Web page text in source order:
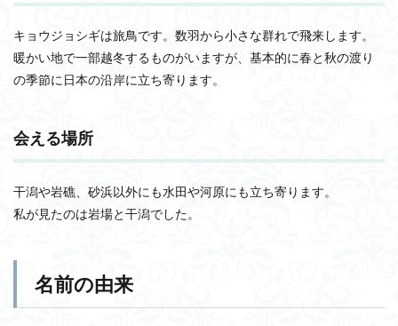
キョウジョシギは旅鳥です。数羽から小さな群れで飛来します。
暖かい地で一部越冬するものがいますが、基本的に春と秋の渡り
の季節に日本の沿岸に立ち寄ります。
会える場所
干潟や岩礁、砂浜以外にも水田や河原にも立ち寄ります。
私が見たのは岩場と干潟でした。
名前の由来